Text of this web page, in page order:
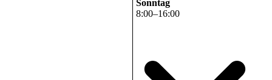
Sonntag
8:00–16:00